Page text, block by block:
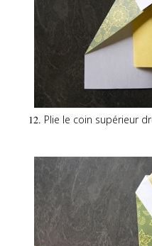
12. Plie le coin supérieur